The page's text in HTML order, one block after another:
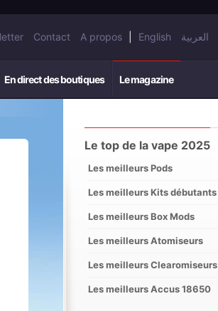
Contact A propos English العربية
En direct des boutiques Le magazine
Le top de la vape 2025
Les meilleurs Pods
Les meilleurs Kits débutants
Les meilleurs Box Mods
Les meilleurs Atomiseurs
Les meilleurs Clearomiseurs
Les meilleurs Accus 18650